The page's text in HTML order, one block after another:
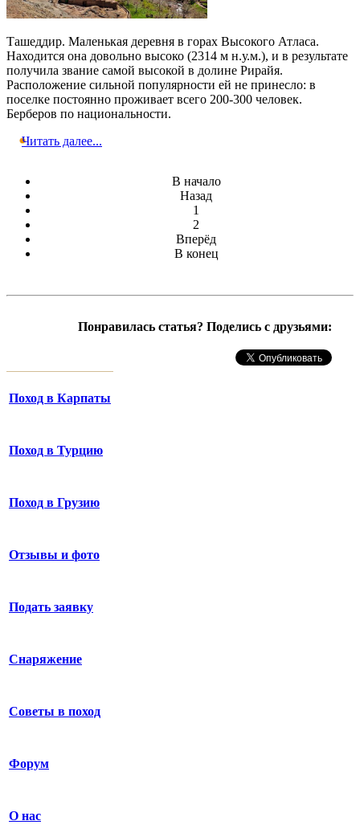
Ташеддир. Маленькая деревня в горах Высокого Атласа.
Находится она довольно высоко (2314 м н.у.м.), и в результате
получила звание самой высокой в долине Рирайя.
Расположение сильной популярности ей не принесло: в
поселке постоянно проживает всего 200-300 человек.
Берберов по национальности.
Читать далее...
В начало
Назад
1
2
Вперёд
В конец
Понравилась статья? Поделись с друзьями:
Поход в Карпаты
Поход в Турцию
Поход в Грузию
Отзывы и фото
Подать заявку
Снаряжение
Советы в поход
Форум
О нас